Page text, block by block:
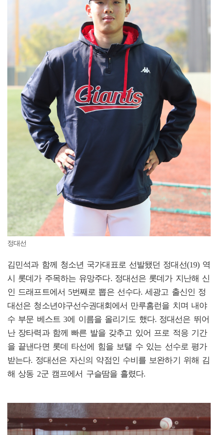
정대선
김민석과 함께 청소년 국가대표로 선발됐던 정대선(19) 역
시 롯데가 주목하는 유망주다. 정대선은 롯데가 지난해 신
인 드래프트에서 5번째로 뽑은 선수다. 세광고 출신인 정
대선은 청소년야구선수권대회에서 만루홈런을 치며 내야
수 부문 베스트 3에 이름을 올리기도 했다. 정대선은 뛰어
난 장타력과 함께 빠른 발을 갖추고 있어 프로 적응 기간
을 끝낸다면 롯데 타선에 힘을 보탤 수 있는 선수로 평가
받는다. 정대선은 자신의 약점인 수비를 보완하기 위해 김
해 상동 2군 캠프에서 구슬땀을 흘렸다.